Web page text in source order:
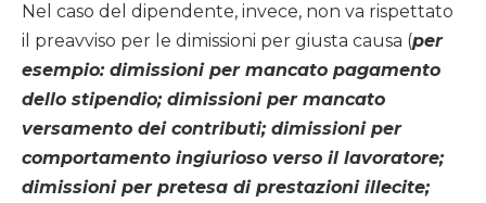
Nel caso del dipendente, invece, non va rispettato
il preavviso per le dimissioni per giusta causa (per
esempio: dimissioni per mancato pagamento
dello stipendio; dimissioni per mancato
versamento dei contributi; dimissioni per
comportamento ingiurioso verso il lavoratore;
dimissioni per pretesa di prestazioni illecite;